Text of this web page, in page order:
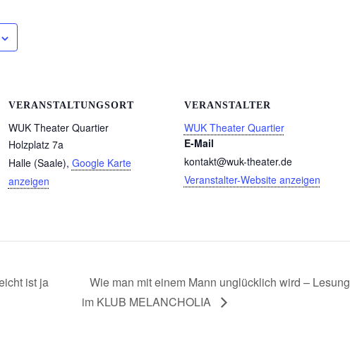
VERANSTALTUNGSORT
WUK Theater Quartier
Holzplatz 7a
Halle (Saale), Google Karte
anzeigen
VERANSTALTER
WUK Theater Quartier
E-Mail
kontakt@wuk-theater.de
Veranstalter-Website anzeigen
ist ja
Wie man mit einem Mann unglücklich wird – Lesung
im KLUB MELANCHOLIA